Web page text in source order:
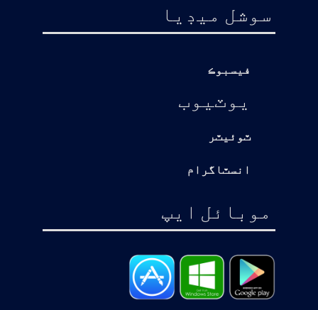
سوشل ميڊيا
فيسبوڪ
يوٽيوب
ٽوئيٽر
انسٽاگرام
موبائل ايپ